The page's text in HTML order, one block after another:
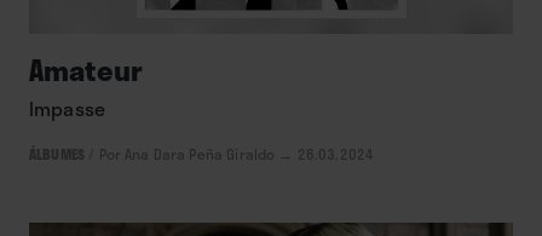
Amateur
Impasse
ÁLBUMES Por Ana Dara Peña Giraldo → 26.03.2024